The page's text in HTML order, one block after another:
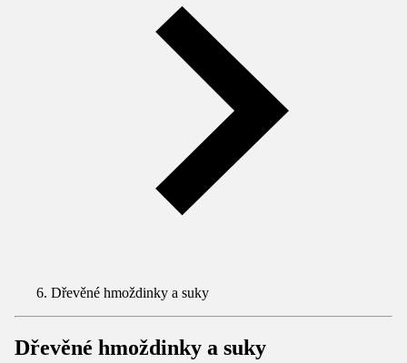
Dřevěné hmoždinky a suky
Dřevěné hmoždinky a suky